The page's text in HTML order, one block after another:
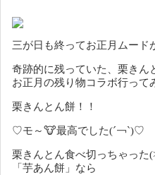
三が日も終ってお正月ムード
奇跡的に残っていた、栗きん
お正月の残り物コラボ行って
栗きんとん餅！！
♡モ～🐮最高でした(´￢`)♡
栗きんとん食べ切っちゃった
「芋あん餅」なら